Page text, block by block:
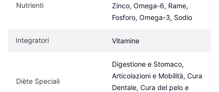
Nutrienti
Zinco, Omega-6, Rame,
Fosforo, Omega-3, Sodio
Integratori Vitamine
Diète Speciali
Digestione e Stomaco,
Articolazioni e Mobilità, Cura
Dentale, Cura del pelo e